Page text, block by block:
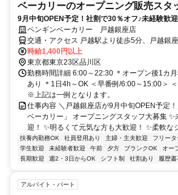
ベーカリーのオープニング販売スタ
9月中旬OPEN予定！社割で30％オフ♪未経験歓迎
ペンギンベーカリー 戸越銀座店
交通・アクセス 戸越駅より徒歩5分、戸越銀
時給1,400円以上
東京都東京23区品川区
勤務時間詳細 6:00～22:30 ＊オープン後1カ
あり ＊1日4h～OK ＜早番例/6:00～15:00＞
※上記は一例となります。
仕事内容 ＼戸越銀座店が9月中旬OPEN予定
ベーカリー」 オープニングスタッフ大募集 ✨
迎！ ✨明るくて元気な方も大歓迎！ ✨柔軟
扶養内勤務OK 社員登用あり 主婦・主夫歓迎 フリータ
学生歓迎
未経験者歓迎 午前 夕方 ブランクOK
オー
長期歓迎
週2・3日からOK シフト制 社割あり 履歴
アルバイト・パート